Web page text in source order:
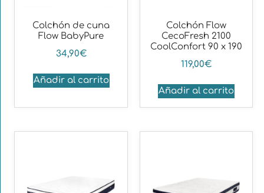
Colchón de cuna
Flow BabyPure
34,90€
Añadir al carrito
Colchón Flow
CecoFresh 2100
CoolConfort 90 x 190
119,00€
Añadir al carrito